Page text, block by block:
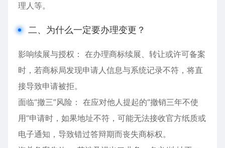
理人等。
二、为什么一定要办理变更？
影响续展与授权： 在办理商标续展、转让或许可备案
时，若商标局发现申请人信息与系统记录不符，将直
接导致申请被拒。
面临“撤三”风险： 在应对他人提起的“撤销三年不使
用”申请时，如果地址不符，可能无法接收官方纸质或
电子通知，导致错过答辩期而丧失商标权。